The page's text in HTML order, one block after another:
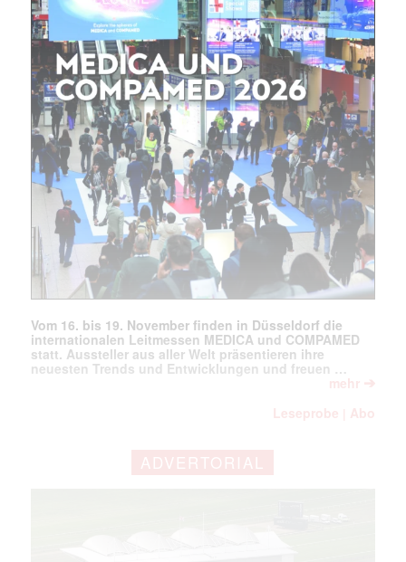
Vom 16. bis 19. November finden in Düsseldorf die
internationalen Leitmessen MEDICA und COMPAMED
statt. Aussteller aus aller Welt präsentieren ihre
neuesten Trends und Entwicklungen und freuen …
mehr ➔
Leseprobe Abo
ADVERTORIAL